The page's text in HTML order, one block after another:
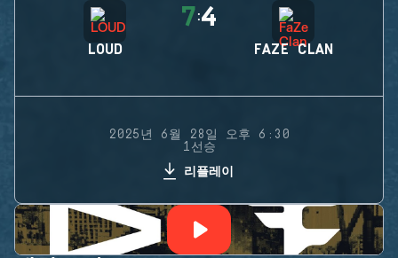
LOUD
7:4
FAZE CLAN
2025년 6월 28일 오후 6:30
1선승
리플레이